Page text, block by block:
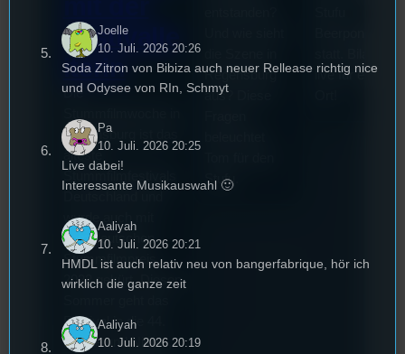
Festivalle
iterin
Die
Regensburg ist das
älteste
wurde auch mit
dem deutschen
Stummfilmpreis
2022 gekürt. Diesen
Festival in die 44.
Runde und Nicole,
Regensburg
aus? Diese
Stufu.
live für euch
Joelle
10. Juli. 2026 20:26
Soda Zitron von Bibiza auch neuer Rellease richtig nice
und Odysee von RIn, Schmyt
Pa
10. Juli. 2026 20:25
Live dabei!
Interessante Musikauswahl 🙂
Aaliyah
10. Juli. 2026 20:21
HMDL ist auch relativ neu von bangerfabrique, hör ich
wirklich die ganze zeit
Aaliyah
10. Juli. 2026 20:19